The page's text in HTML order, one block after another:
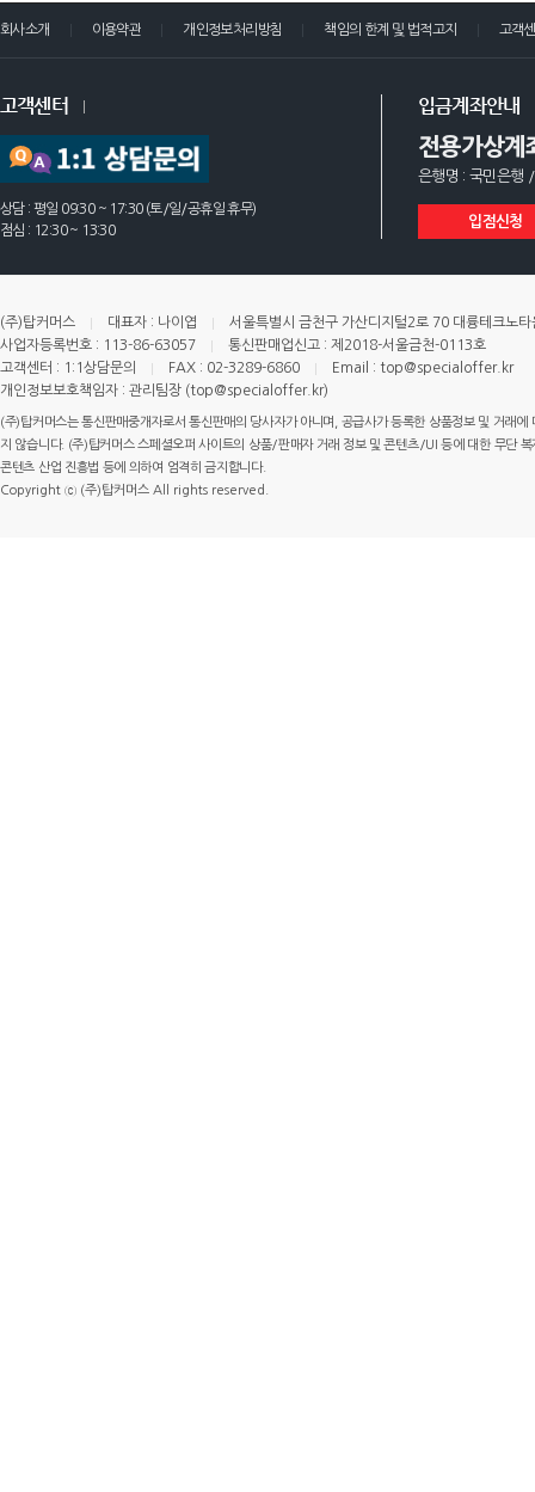
회사소개 이용약관 개인정보처리방침 책임의 한계 및 법적고지 고객
고객센터
상담 : 평일 09:30 ~ 17:30 (토/일/공휴일 휴무)
점심 : 12:30 ~ 13:30
입금계좌안내
전용가상계
은행명 : 국민은행
입점신청
(주)탑커머스 대표자 : 나이엽
서울특별시 금천구 가산디지털2로 70 대륭테크노
사업자등록번호 : 113-86-63057
통신판매업신고 : 제2018-서울금천-0113호
고객센터 : 1:1상담문의
FAX : 02-3289-6860
Email : top@specialoffer.kr
개인정보보호책임자 : 관리팀장 (top@specialoffer.kr)
(주)탑커머스는 통신판매중개자로서 통신판매의 당사자가 아니며, 공급사가 등록한 상품정보 및 거래
지 않습니다. (주)탑커머스 스페셜오퍼 사이트의 상품/판매자 거래 정보 및 콘텐츠/UI 등에 대한 무단
콘텐츠 산업 진흥법 등에 의하여 엄격히 금지합니다.
Copyright ⓒ (주)탑커머스 All rights reserved.